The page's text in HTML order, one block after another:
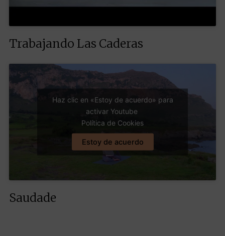
Trabajando Las Caderas
Haz clic en «Estoy de acuerdo» para
activar Youtube
Política de Cookies
Estoy de acuerdo
Saudade